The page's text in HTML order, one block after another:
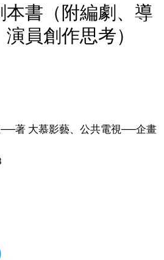
本書（附編劇、導
員創作思考）
著 大慕影藝、公共電視──企畫